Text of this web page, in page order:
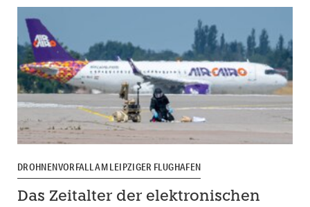
DROHNENVORFALL AM LEIPZIGER FLUGHAFEN
Das Zeitalter der elektronischen